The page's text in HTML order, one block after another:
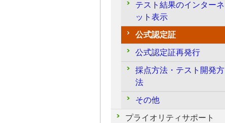
テスト結果のインターネ
ット表示
公式認定証
公式認定証再発行
採点方法・テスト開発方
法
その他
プライオリティサポート